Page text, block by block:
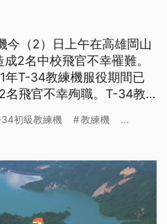
今（2）日上午在高雄岡山
2名中校飛官不幸罹難。
年T-34教練機服役期間已
名飛官不幸殉職。T-34教
初級教練機 教練機 ...